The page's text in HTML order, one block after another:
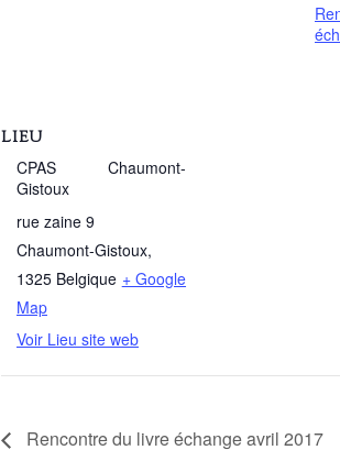
LIEU
CPAS Chaumont-
Gistoux
rue zaine 9
Chaumont-Gistoux,
1325 Belgique + Google
Map
Voir Lieu site web
Rencontre du livre échange avril 2017